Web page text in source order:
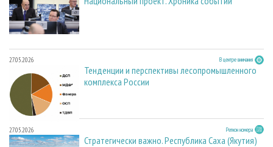
27.05.2026 В центре внимания
Тенденции и перспективы лесопромышленного
комплекса России
27.05.2026 Регион номера
Стратегически важно. Республика Саха (Якутия)